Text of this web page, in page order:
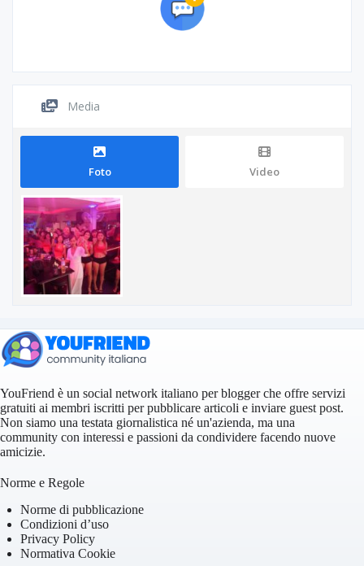
Media
Foto Video
YouFriend è un social network italiano per blogger che offre servizi
gratuiti ai membri iscritti per pubblicare articoli e inviare guest post.
Non siamo una testata giornalistica né un'azienda, ma una
community con interessi e passioni da condividere facendo nuove
amicizie.
Norme e Regole
Norme di pubblicazione
Condizioni d’uso
Privacy Policy
Normativa Cookie